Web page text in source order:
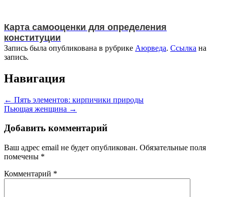
Карта самооценки для определения
конституции
Запись была опубликована в рубрике Аюрведа. Ссылка на
запись.
Навигация
← Пять элементов: кирпичики природы
Пьющая женщина →
Добавить комментарий
Ваш адрес email не будет опубликован. Обязательные поля
помечены *
Комментарий *